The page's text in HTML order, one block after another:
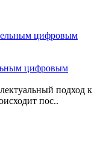
цифровым
подход к
пос..